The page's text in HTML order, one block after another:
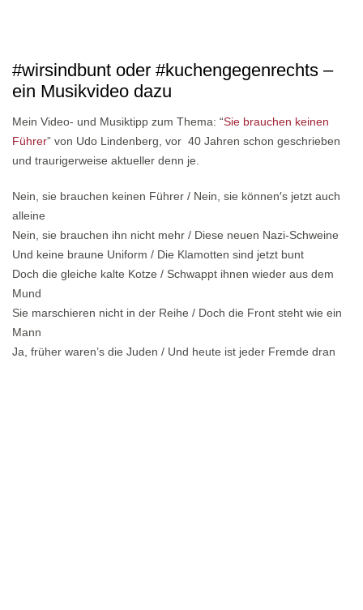
#wirsindbunt oder #kuchengegenrechts –
ein Musikvideo dazu
Mein Video- und Musiktipp zum Thema: “Sie brauchen keinen
Führer” von Udo Lindenberg, vor 40 Jahren schon geschrieben
und traurigerweise aktueller denn je.
Nein, sie brauchen keinen Führer / Nein, sie können′s jetzt auch
alleine
Nein, sie brauchen ihn nicht mehr / Diese neuen Nazi-Schweine
Und keine braune Uniform / Die Klamotten sind jetzt bunt
Doch die gleiche kalte Kotze / Schwappt ihnen wieder aus dem
Mund
Sie marschieren nicht in der Reihe / Doch die Front steht wie ein
Mann
Ja, früher waren’s die Juden / Und heute ist jeder Fremde dran